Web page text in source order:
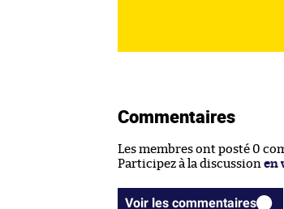
Commentaires
Les membres ont posté 0
Participez à la discussion en
Voir les commentaires